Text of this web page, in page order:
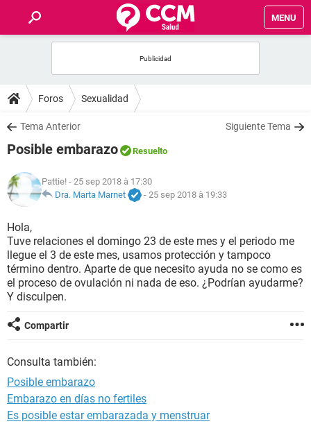
MENU
FORUMS
SALUD
NUTRICIÓN
BIENESTAR
SEXUALIDAD
GLOSARIO
Foros Sexualidad
Tema Anterior Siguiente Tema
Posible embarazo Resuelto
Pattie! - 25 sep 2018 à 17:30
Dra. Marta Marnet
- 25 sep 2018 à 19:33
Hola,
Tuve relaciones el domingo 23 de este mes y el periodo me
llegue el 3 de este mes, usamos protección y tampoco
término dentro. Aparte de que necesito ayuda no se como es
el proceso de ovulación ni nada de eso. ¿Podrían ayudarme?
Y disculpen.
Compartir
Consulta también:
Posible embarazo
Embarazo en días no fertiles
Es posible estar embarazada y menstruar